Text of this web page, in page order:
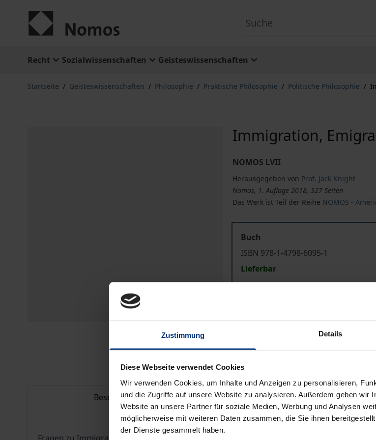
Zustimmung Details
Diese Webseite verwendet Cookies
Wir verwenden Cookies, um Inhalte und Anzeigen zu personalisieren,
und die Zugriffe auf unsere Website zu analysieren. Außerdem geben wir
Website an unsere Partner für soziale Medien, Werbung und Analysen
möglicherweise mit weiteren Daten zusammen, die Sie ihnen
der Dienste gesammelt haben.
Recht Sozialwissenschaften Geisteswissenschaften
Startseite / Geisteswissenschaften / Philosophie / Praktische Philosophie / Politische Philosophie /
Immigration,
NOMOS LVII
Herausgegeben von Prof. Jack Knight
Nomos, 1. Auflage 2018, 327 Seiten
Das Werk ist Teil der Reihe NOMOS -
Buch
ISBN 978-1-4798-6095-1
Lieferbar
Preisangaben inkl. MwSt. Abhängig von
In den Warenkorb Zur
Hinweise zu Versandkosten
Beschreibung Bibliografische Angaben